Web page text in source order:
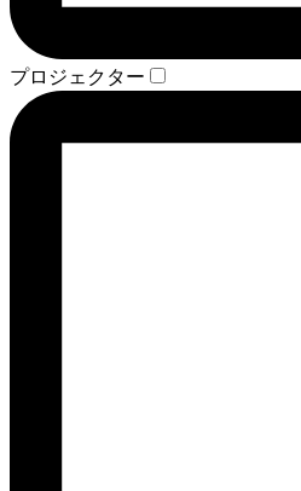
プロジェクター